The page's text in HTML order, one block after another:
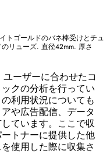
ーザーに合わせたコ
クの分析を行ってい
利用状況についても
や広告配信、データ
ています。ここで収
トナーに提供した他
使用した際に収集さ
トゴールドのバネ棒受けとチュ
リューズ. 直径42mm. 厚さ
ホワイトゴールドのダイアル.
アル固定ネジ
ゴールドの時針と分針、ブラ
ールドの秒針